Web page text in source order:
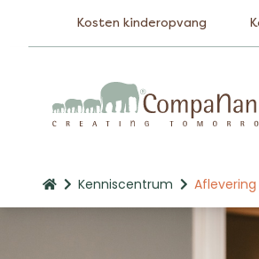
Kosten kinderopvang
Kenniscentrum